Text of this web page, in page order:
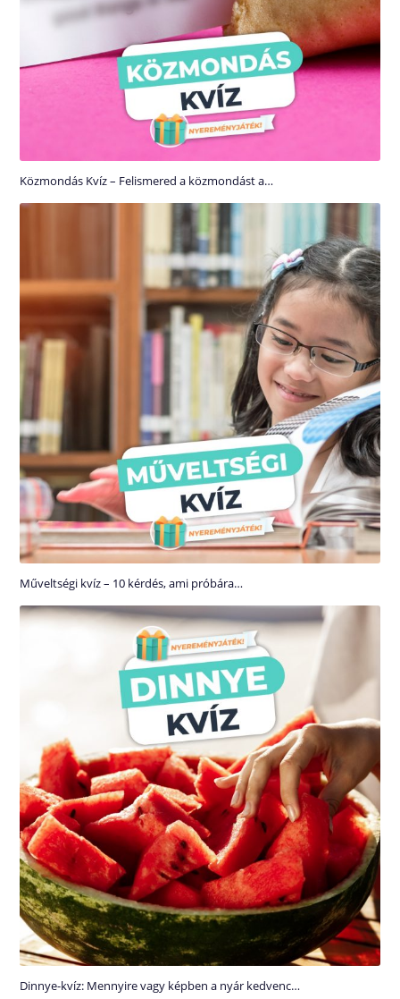
Közmondás Kvíz – Felismered a közmondást a…
Műveltségi kvíz – 10 kérdés, ami próbára…
Dinnye-kvíz: Mennyire vagy képben a nyár kedvenc…